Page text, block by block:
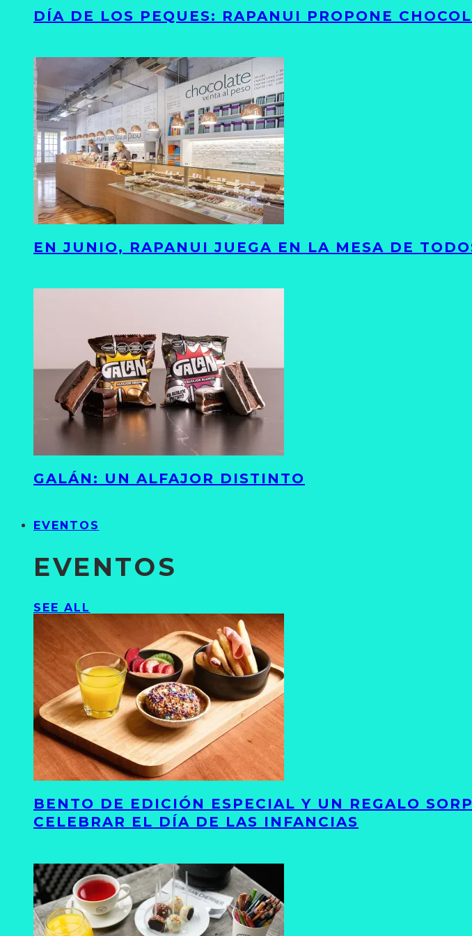
DÍA DE LOS PEQUES: RAPANUI PROPONE
EN JUNIO, RAPANUI JUEGA EN LA MESA DE
GALÁN: UN ALFAJOR DISTINTO
EVENTOS
EVENTOS
SEE ALL
BENTO DE EDICIÓN ESPECIAL Y UN REGALO
CELEBRAR EL DÍA DE LAS INFANCIAS